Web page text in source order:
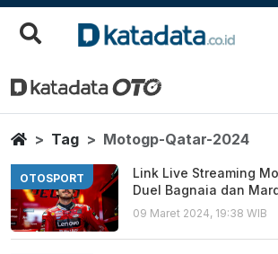
Motogp Qatar 2024
Berita Terbaru
HomeTag Motogp-Qatar-2024
OTOSPORT
Link Live Streaming
Duel Bagnaia dan
09 Maret 2024, 19:38 WIB